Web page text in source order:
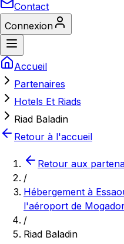
Contact
Connexion
Accueil
Partenaires
Hotels Et Riads
Riad Baladin
Retour à l'accueil
Retour aux
/
Hébergement à
l'aéroport de
/
Riad Baladin